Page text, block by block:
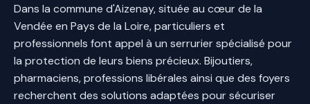
Dans la commune d'Aizenay, située au cœur de la
Vendée en Pays de la Loire, particuliers et
professionnels font appel à un serrurier spécialisé pour
la protection de leurs biens précieux. Bijoutiers,
pharmaciens, professions libérales ainsi que des foyers
recherchent des solutions adaptées pour sécuriser